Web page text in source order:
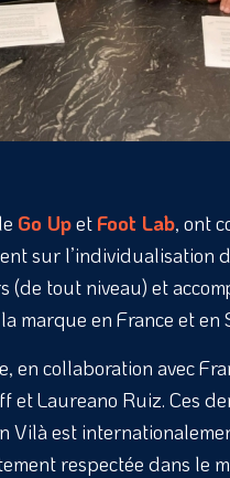
Go Upet Foot Lab, ont
sur l’individualisation
(de tout niveau) et
marque en France et en
en collaboration avec
Laureano Ruiz. Ces
Vilà est
respectée dans le